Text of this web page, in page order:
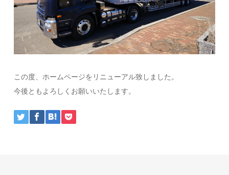
この度、ホームページをリニューアル致しました。
今後ともよろしくお願いいたします。